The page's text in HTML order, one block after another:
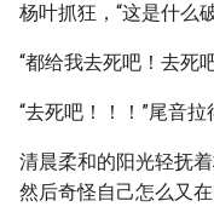
杨叶抓狂，“这是什么
“都给我去死吧！去死
“去死吧！！！”尾音
清晨柔和的阳光轻抚
然后奇怪自己怎么又